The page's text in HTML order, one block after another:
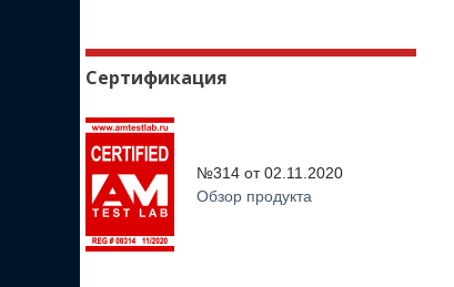
Сертификация
№314 от02.11.2020
Обзор продукта